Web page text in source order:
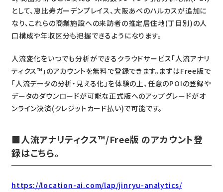
として、恵比寿ガーデンプレイス、大阪あべのハルカスが追加に
なり、これらの商業施設への来訪者の推定居住地(丁目別)の人
口構成や年収区分も把握できるようになります。
人流変化をいつでも分析ができるクラウドサービス「人流アナリ
ティクス™」のアカウントを無料で登録できます。まずはFree版で
「人流データの分析・見える化」を体験の上、任意のPOIの登録や
データのダウンロードが可能な正式版へのアップグレードがオ
ンライン決済(クレジットカード払い)で可能です。
■人流アナリティクス™/Free版 のアカウント登
録はこちら。
https://location-ai.com/lap/jinryu-analytics/